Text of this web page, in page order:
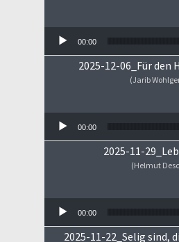
00:00
2025-12-06_Für den
(Jarib
00:00
2025-11-
(Helmut
00:00
2025-11-22_Selig sind,